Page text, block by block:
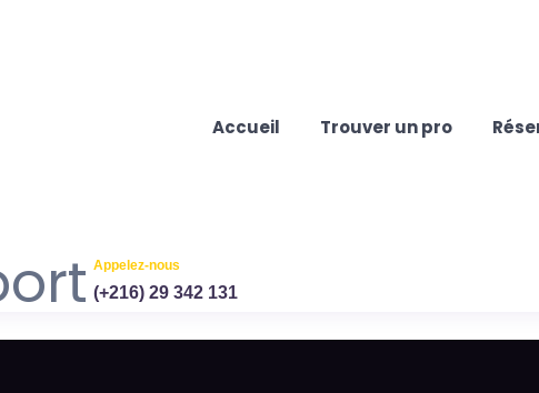
Accueil Trouver un pro
Appelez-nous
(+216) 29 342 131